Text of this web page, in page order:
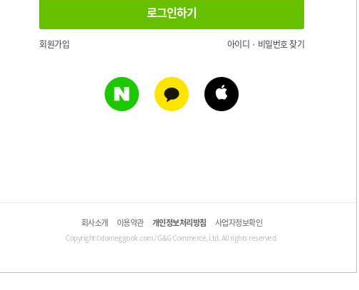
회원가입 아이디 · 비밀번호 찾기
회사소개 이용약관 개인정보처리방침 사업자정보확인
Copyright©domeggook.com / G&G Commerce, Ltd. All rights reserved.